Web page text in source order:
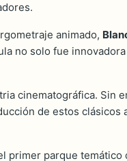
animado,
no solo fue
cinematográfica. Sin
de estos clásicos
parque temático